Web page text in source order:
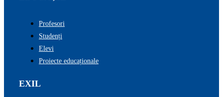
Profesori
Studenți
Elevi
Proiecte educaționale
EXIL